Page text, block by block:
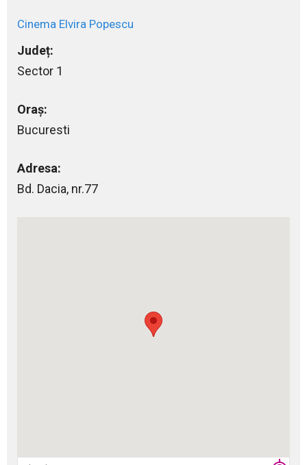
Cinema Elvira Popescu
Județ:
Sector 1
Oraș:
Bucuresti
Adresa:
Bd. Dacia, nr.77